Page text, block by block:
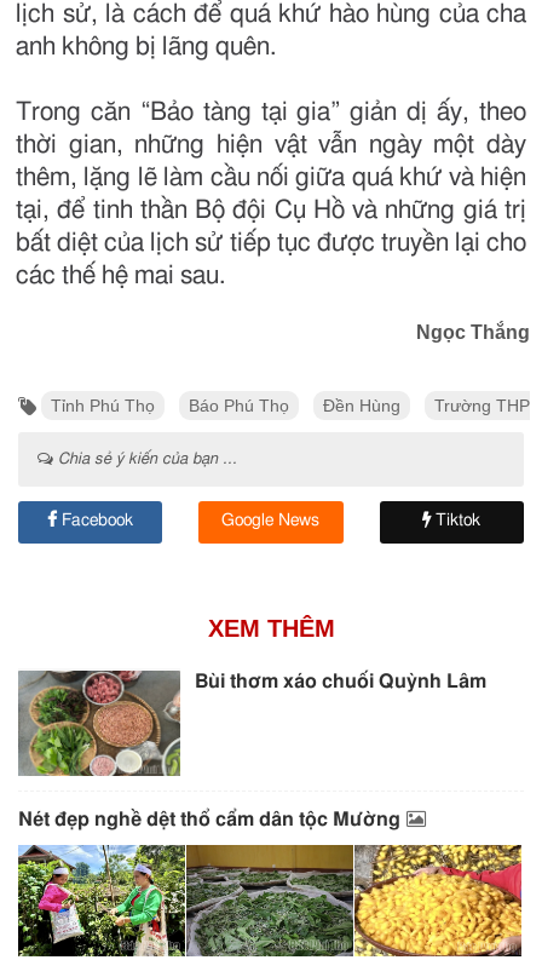
lịch sử, là cách để quá khứ hào hùng của cha
anh không bị lãng quên.
Trong căn “Bảo tàng tại gia” giản dị ấy, theo
thời gian, những hiện vật vẫn ngày một dày
thêm, lặng lẽ làm cầu nối giữa quá khứ và hiện
tại, để tinh thần Bộ đội Cụ Hồ và những giá trị
bất diệt của lịch sử tiếp tục được truyền lại cho
các thế hệ mai sau.
Ngọc Thắng
Tỉnh Phú Thọ Báo Phú Thọ Đền Hùng Trường
Chia sẻ ý kiến của bạn ...
Facebook Google News Tiktok
XEM THÊM
Bùi thơm xáo chuối Quỳnh Lâm
Nét đẹp nghề dệt thổ cẩm dân tộc Mường